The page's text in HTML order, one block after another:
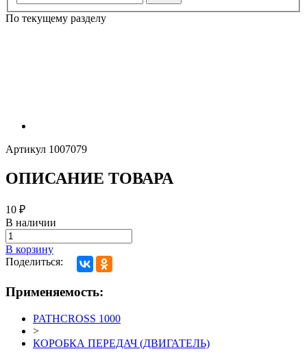
По текущему разделу
Артикул 1007079
ОПИСАНИЕ ТОВАРА
10 ₽
В наличии
В корзину
Поделиться:
Применяемость:
PATHCROSS 1000
>
КОРОБКА ПЕРЕДАЧ (ДВИГАТЕЛЬ)